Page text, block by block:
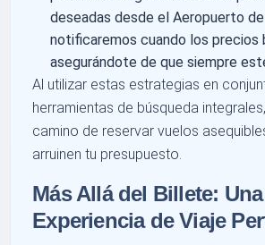
deseadas desde el Aeropuerto de
notificaremos cuando los precios
asegurándote de que siempre
Al utilizar estas estrategias en
herramientas de búsqueda
camino de reservar vuelos
arruinen tu presupuesto.
Más Allá del Billete: Una
Experiencia de Viaje